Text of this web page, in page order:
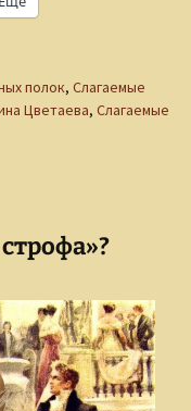
полок, Слагаемые
Цветаева, Слагаемые